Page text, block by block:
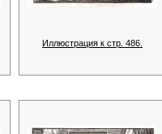
Иллюстрация к стр. 486.